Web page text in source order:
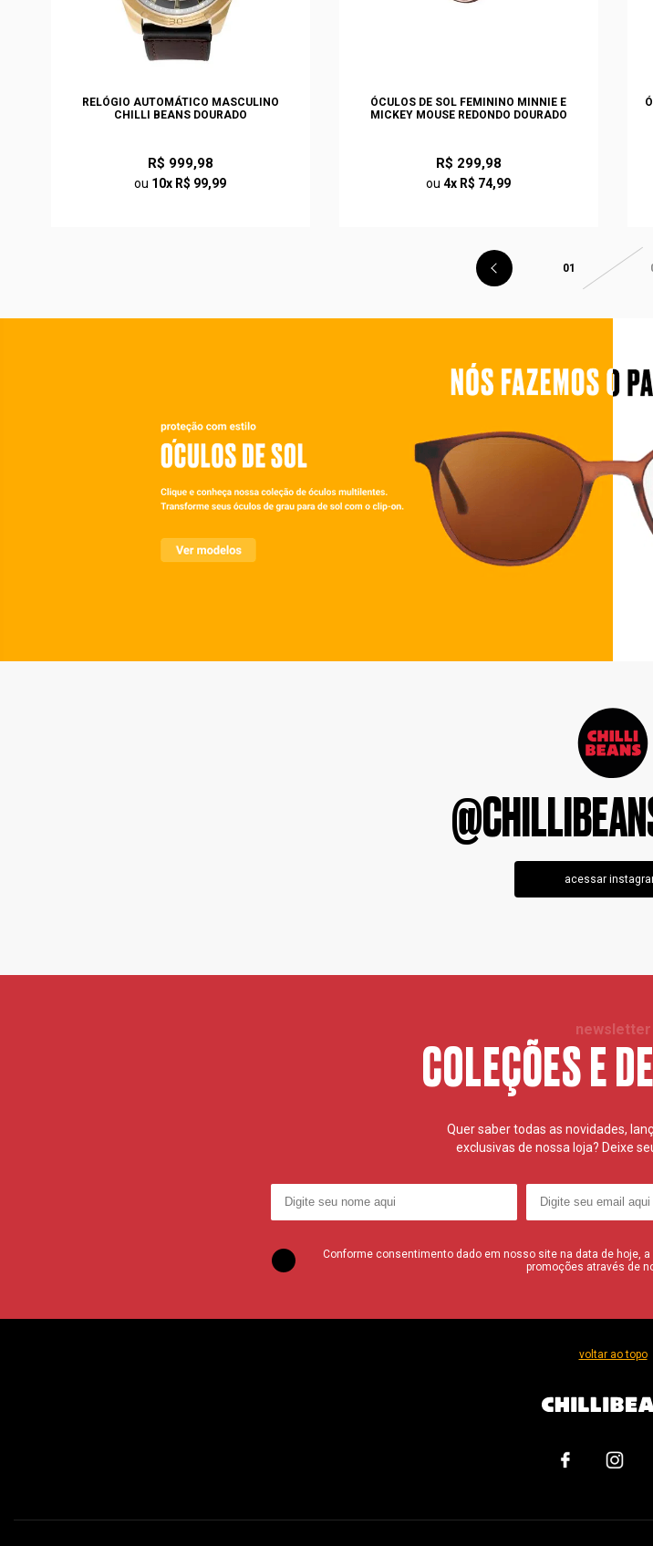
RELÓGIO AUTOMÁTICO MASCULINO
CHILLI BEANS DOURADO
R$ 999,98
ou 10x R$ 99,99
ÓCULOS DE SOL FEMININO MINNIE E
MICKEY MOUSE REDONDO DOURADO
R$ 299,98
ou4x R$ 74,99
01
acessar
newsletter
COLEÇÕES E
Quer saber todas as novidades,
exclusivas de nossa loja? Deixe
Conforme consentimento dado em nosso site na data de hoje,
promoções através de
voltar ao topo